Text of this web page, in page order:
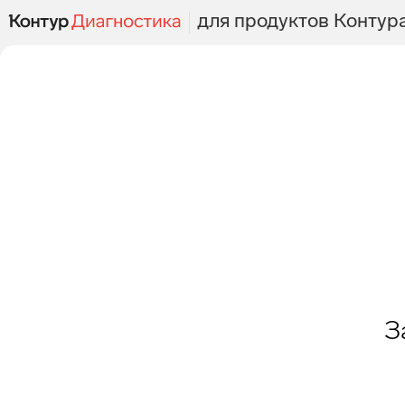
для продуктов